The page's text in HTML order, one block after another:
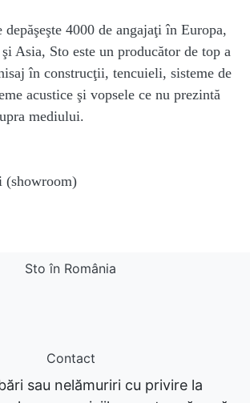
depăşeşte 4000 de angajaţi în Europa,
Asia, Sto este un producător de top a
în construcţii, tencuieli, sisteme de
acustice şi vopsele ce nu prezintă
mediului.
(showroom)
Sto în România
Contact
sau nelămuriri cu privire la